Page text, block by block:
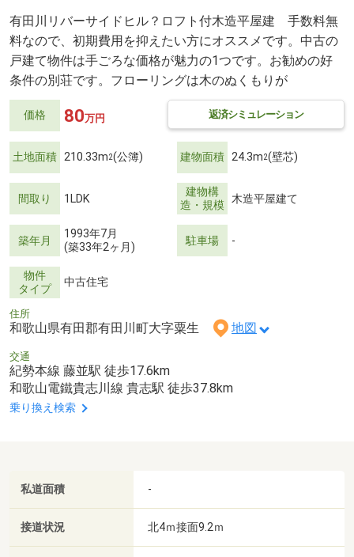
有田川リバーサイドヒル？ロフト付木造平屋建 手数料無
料なので、初期費用を抑えたい方にオススメです。中古の
戸建て物件は手ごろな価格が魅力の1つです。お勧めの好
条件の別荘です。フローリングは木のぬくもりが
価格 返済シミュレーション
80万円
土地面積 210.33m2(公簿) 建物面積 24.3m2(壁芯)
間取り 1LDK
建物構
造・規模 木造平屋建て
築年月
1993年7月
(築33年2ヶ月)
駐車場 -
物件
タイプ
中古住宅
住所
和歌山県有田郡有田川町大字粟生 地図
交通
紀勢本線 藤並駅 徒歩17.6km
和歌山電鐵貴志川線 貴志駅 徒歩37.8km
乗り換え検索
私道面積 -
接道状況 北4ｍ接面9.2ｍ